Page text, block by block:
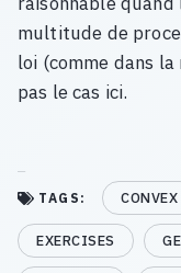
multitude de
loi (comme dans
pas le cas ici.
TAGS: CONVEX
EXERCISES